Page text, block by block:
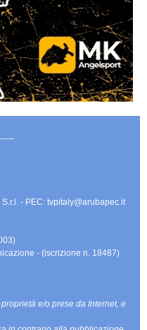
- PEC: tvpitaly@arubapec.it
- (iscrizione n. 18487)
e/o prese da Internet, e